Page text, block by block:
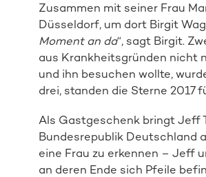
Zusammen mit seiner Frau
Düsseldorf, um dort Birgit
Moment an da“, sagt Birgit.
aus Krankheitsgründen nicht
und ihn besuchen wollte,
drei, standen die Sterne 2017
Als Gastgeschenk bringt Jeff
Bundesrepublik Deutschland
eine Frau zu erkennen – Jeff
an deren Ende sich Pfeile